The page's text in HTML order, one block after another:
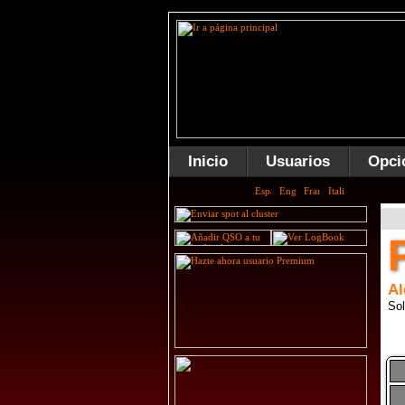
Inicio Usuarios